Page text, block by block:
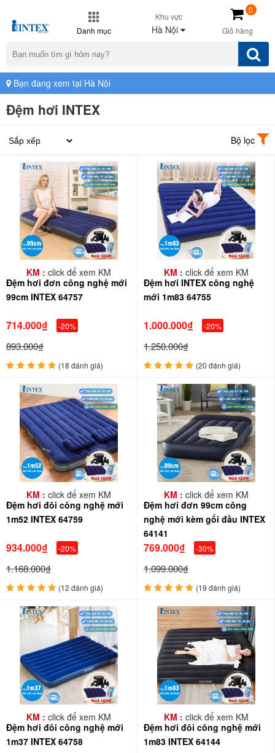
Danh mục
Khu vực
Hà Nội Giỏ hàng
0
Bạn đang xem tại Hà Nội
Đệm hơi INTEX
Bộ lọc
KM : click để xem KM
Đệm hơi đơn công nghệ mới
99cm INTEX 64757
714.000₫ -20%
893.000₫
(18 đánh giá)
KM : click để xem KM
Đệm hơi INTEX công nghệ
mới 1m83 64755
1.000.000₫ -20%
1.250.000₫
(20 đánh giá)
KM : click để xem KM
Đệm hơi đôi công nghệ mới
1m52 INTEX 64759
934.000₫ -20%
1.168.000₫
(12 đánh giá)
KM : click để xem KM
Đệm hơi đơn 99cm công
nghệ mới kèm gối đầu INTEX
64141
769.000₫ -30%
1.099.000₫
(19 đánh giá)
KM : click để xem KM
Đệm hơi đôi công nghệ mới
1m37 INTEX 64758
KM : click để xem KM
Đệm hơi đôi công nghệ mới
1m83 INTEX 64144